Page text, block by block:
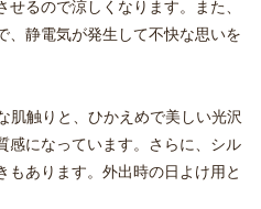
るので涼しくなります。また、
、静電気が発生して不快な思いを
肌触りと、ひかえめで美しい光沢
感になっています。さらに、シル
もあります。外出時の日よけ用と